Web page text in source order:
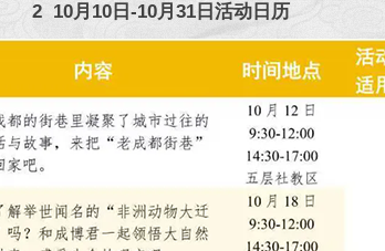
2 10月10日-10月31日活动日历